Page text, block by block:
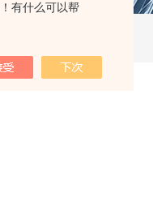
有什么可以帮
柱机